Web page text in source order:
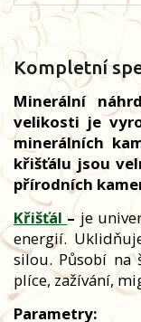
Kompletní
Minerální
velikosti je
minerálních
křišťálu jsou
přírodních
Křišťál – je
energií.
silou. Působí na
plíce, zažívání,
Parametry: